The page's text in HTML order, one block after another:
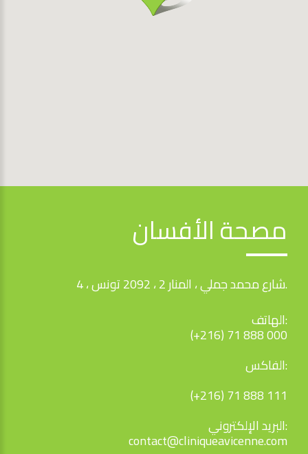
مصحة الأفسان
4 ، شارع محمد جملي ، المنار 2 ، 2092 تونس.
الهاتف:
(+216) 71 888 000
الفاكس:
(+216) 71 888 111
البريد الإلكتروني:
contact@cliniqueavicenne.com